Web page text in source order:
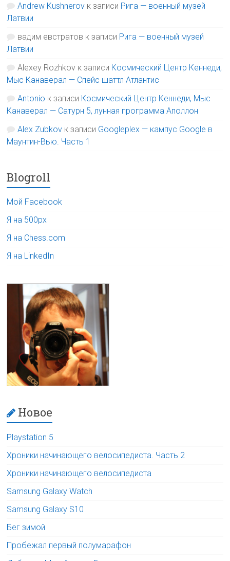
Andrew Kushnerov к записи Рига — военный музей
Латвии
вадим евстратов к записи Рига — военный музей
Латвии
Alexey Rozhkov к записи Космический Центр Кеннеди,
Мыс Канаверал — Спейс шаттл Атлантис
Antonio к записи Космический Центр Кеннеди, Мыс
Канаверал — Сатурн 5, лунная программа Аполлон
Alex Zubkov к записи Googleplex — кампус Google в
Маунтин-Вью. Часть 1
Blogroll
Мой Facebook
Я на 500px
Я на Chess.com
Я на LinkedIn
Новое
Playstation 5
Хроники начинающего велосипедиста. Часть 2
Хроники начинающего велосипедиста
Samsung Galaxy Watch
Samsung Galaxy S10
Бег зимой
Пробежал первый полумарафон